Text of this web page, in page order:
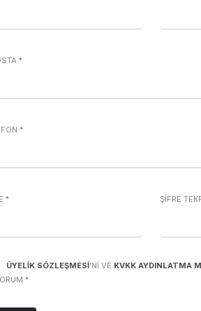
*
*
* ŞİFRE
ÜYELIK SÖZLEŞMESI'NI VE KVKK AYDINLATMA
*